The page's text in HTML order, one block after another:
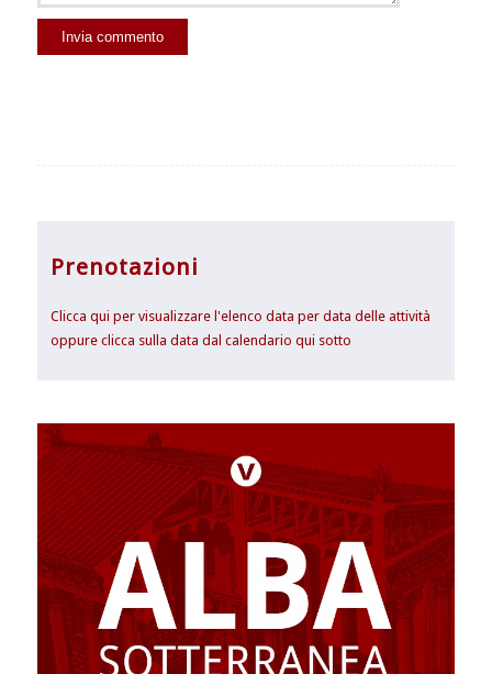
Prenotazioni
Clicca qui per visualizzare l'elenco data per data delle attività
oppure clicca sulla data dal calendario qui sotto